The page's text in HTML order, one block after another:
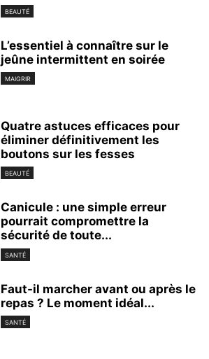
BEAUTÉ
L’essentiel à connaître sur le
jeûne intermittent en soirée
MAIGRIR
Quatre astuces efficaces pour
éliminer définitivement les
boutons sur les fesses
BEAUTÉ
Canicule : une simple erreur
pourrait compromettre la
sécurité de toute...
SANTÉ
Faut-il marcher avant ou après le
repas ? Le moment idéal...
SANTÉ